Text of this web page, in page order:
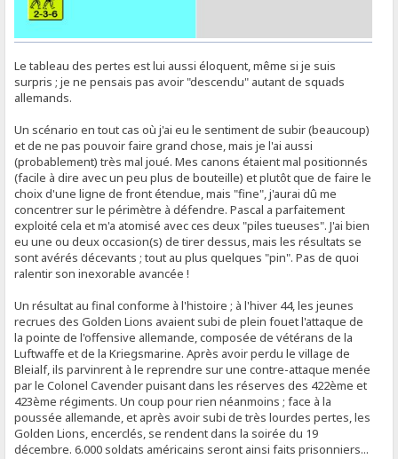
Le tableau des pertes est lui aussi éloquent, même si je suis
surpris ; je ne pensais pas avoir "descendu" autant de squads
allemands.
Un scénario en tout cas où j'ai eu le sentiment de subir (beaucoup)
et de ne pas pouvoir faire grand chose, mais je l'ai aussi
(probablement) très mal joué. Mes canons étaient mal positionnés
(facile à dire avec un peu plus de bouteille) et plutôt que de faire le
choix d'une ligne de front étendue, mais "fine", j'aurai dû me
concentrer sur le périmètre à défendre. Pascal a parfaitement
exploité cela et m'a atomisé avec ces deux "piles tueuses". J'ai bien
eu une ou deux occasion(s) de tirer dessus, mais les résultats se
sont avérés décevants ; tout au plus quelques "pin". Pas de quoi
ralentir son inexorable avancée !
Un résultat au final conforme à l'histoire ; à l'hiver 44, les jeunes
recrues des Golden Lions avaient subi de plein fouet l'attaque de
la pointe de l'offensive allemande, composée de vétérans de la
Luftwaffe et de la Kriegsmarine. Après avoir perdu le village de
Bleialf, ils parvinrent à le reprendre sur une contre-attaque menée
par le Colonel Cavender puisant dans les réserves des 422ème et
423ème régiments. Un coup pour rien néanmoins ; face à la
poussée allemande, et après avoir subi de très lourdes pertes, les
Golden Lions, encerclés, se rendent dans la soirée du 19
décembre. 6.000 soldats américains seront ainsi faits prisonniers...